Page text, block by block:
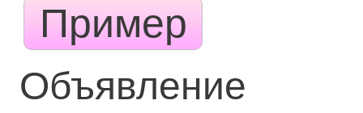
Пример
Объявление